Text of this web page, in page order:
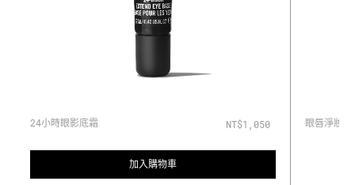
24小時眼影底霜 NT$1,050
加入購物車
眼唇淨妝露